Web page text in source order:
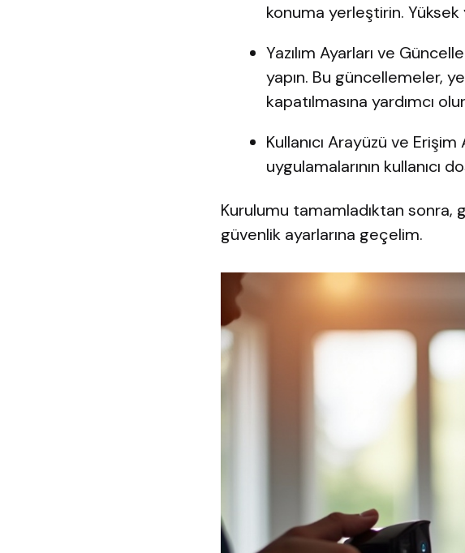
konuma yerleştirin.
Yazılım Ayarları ve
yapın. Bu güncellemeler,
kapatılmasına yardımcı
Kullanıcı Arayüzü ve
uygulamalarının kullanıcı
Kurulumu tamamladıktan sonra,
güvenlik ayarlarına geçelim.